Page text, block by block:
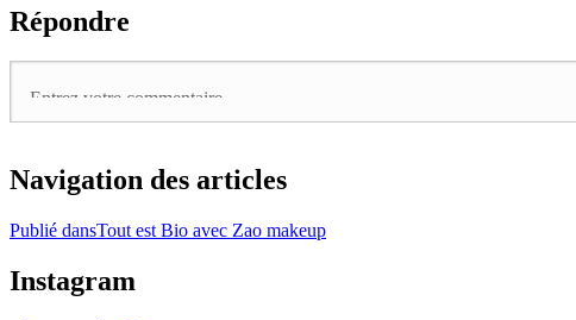
Répondre
Navigation des articles
Publié dansTout est Bio avec Zao makeup
Instagram